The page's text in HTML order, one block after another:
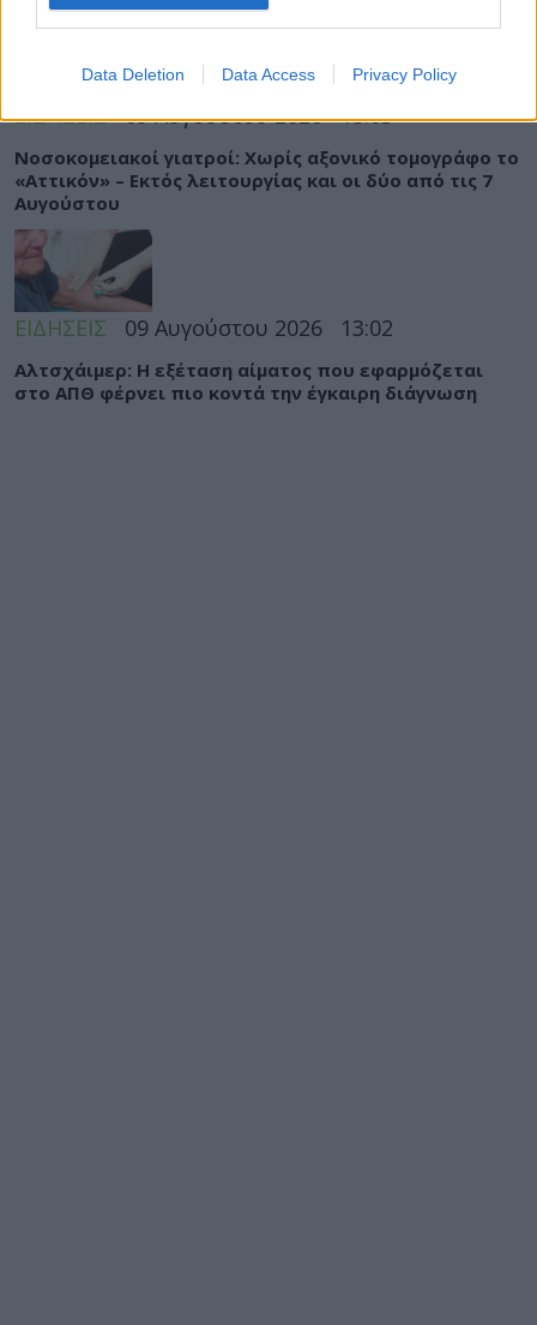
Data Deletion Data Access Privacy Policy
ΕΙΔΗΣΕΙΣ 09 Αυγούστου 2026 15:03
Νοσοκομειακοί γιατροί: Χωρίς αξονικό τομογράφο το
«Αττικόν» – Εκτός λειτουργίας και οι δύο από τις 7
Αυγούστου
ΕΙΔΗΣΕΙΣ 09 Αυγούστου 2026 13:02
Αλτσχάιμερ: Η εξέταση αίματος που εφαρμόζεται
στο ΑΠΘ φέρνει πιο κοντά την έγκαιρη διάγνωση